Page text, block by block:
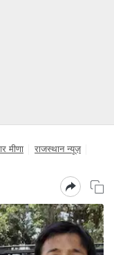
मीणा
राजस्थान न्यूज़